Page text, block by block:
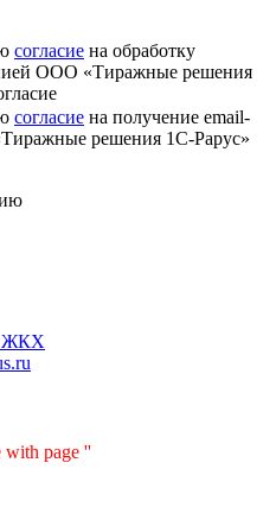
согласие на обработку
ООО «Тиражные решения
согласие на получение email-
решения 1С-Рарус»
ЖКХ
with page ''